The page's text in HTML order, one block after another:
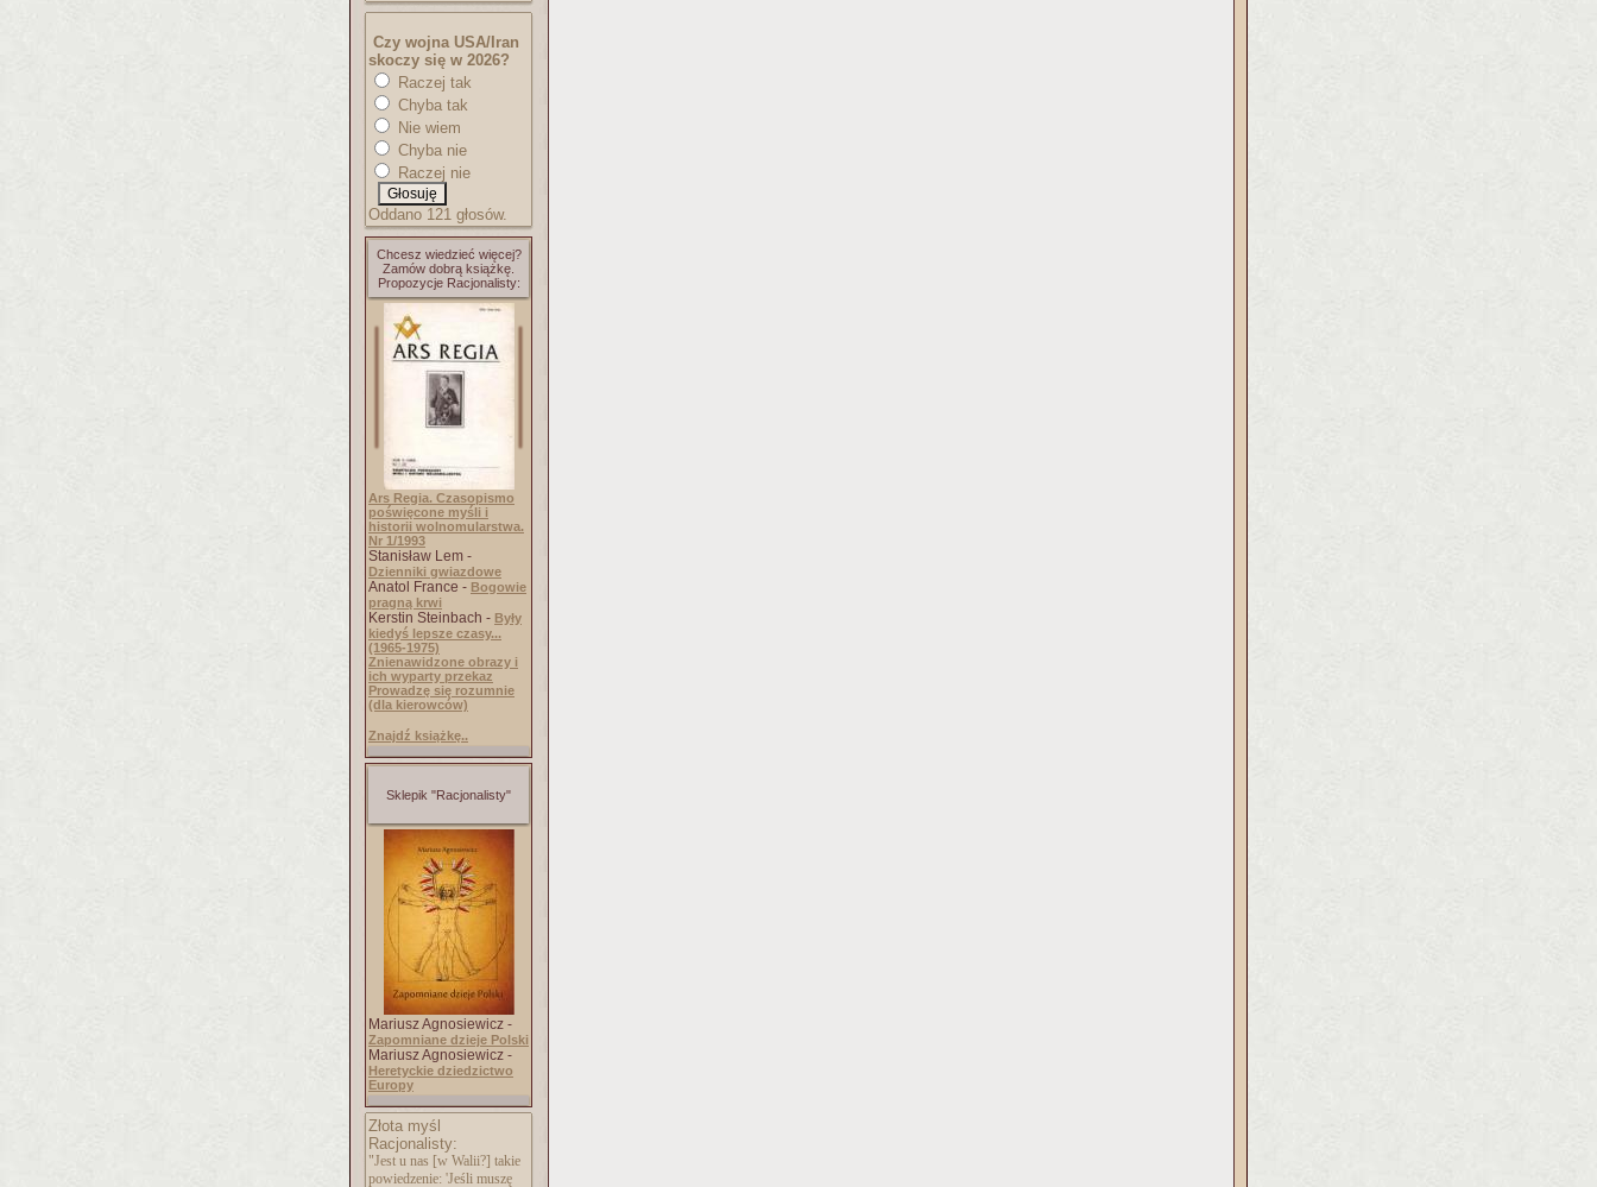
Czy wojna USA/Iran
skoczy się w 2026?
Raczej tak
Chyba tak
Nie wiem
Chyba nie
Raczej nie
Oddano 121 głosów.
Chcesz wiedzieć więcej?
Zamów dobrą książkę.
Propozycje Racjonalisty:
Ars Regia. Czasopismo
poświęcone myśli i
historii wolnomularstwa.
Nr 1/1993
Stanisław Lem -
Dzienniki gwiazdowe
Anatol France - Bogowie
pragną krwi
Kerstin Steinbach - Były
kiedyś lepsze czasy...
(1965-1975)
Znienawidzone obrazy i
ich wyparty przekaz
Prowadzę się rozumnie
(dla kierowców)
Znajdź książkę..
Sklepik "Racjonalisty"
Mariusz Agnosiewicz -
Zapomniane dzieje Polski
Mariusz Agnosiewicz -
Heretyckie dziedzictwo
Europy
Złota myśl
Racjonalisty:
"Jest u nas [w Walii?] takie
powiedzenie: 'Jeśli muszę